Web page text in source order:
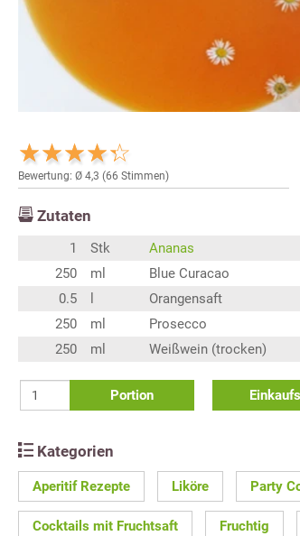
Bewertung: Ø 4,3 (66 Stimmen)
Zutaten
1 Stk
Ananas
250
ml
Blue Curacao
0.5
Orangensaft
250
ml
Prosecco
250
ml Weißwein (trocken)
Portion
Kategorien
Aperitif Rezepte Liköre Party
Cocktails mit Fruchtsaft Fruchtig